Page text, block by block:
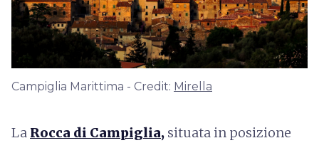
Campiglia Marittima - Credit: Mirella
La Rocca di Campiglia, situata in posizione